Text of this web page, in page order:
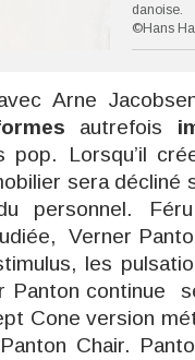
danoise.
©Hans
Arne
autrefois
pop. Lorsqu’il
sera décliné
du personnel.
Verner
les
Panton continue
Cone version
Chair.